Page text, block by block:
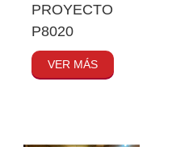
PROYECTO
P8020
VER MÁS